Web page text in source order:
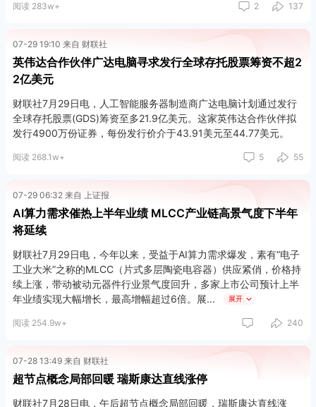
阅读 283w+ 2 137
07-29 19:10 来自 财联社
英伟达合作伙伴广达电脑寻求发行全球存托股票筹资不超2
2亿美元
财联社7月29日电，人工智能服务器制造商广达电脑计划通过发行
全球存托股票(GDS)筹资至多21.9亿美元。这家英伟达合作伙伴拟
发行4900万份证券，每份发行价介于43.91美元至44.77美元。
阅读 268.1w+ 5 55
07-29 06:32 来自 上证报
AI算力需求催热上半年业绩 MLCC产业链高景气度下半年
将延续
财联社7月29日电，今年以来，受益于AI算力需求爆发，素有“电子
工业大米”之称的MLCC（片式多层陶瓷电容器）供应紧俏，价格持
续上涨，带动被动元器件行业景气度回升，多家上市公司预计上半
年业绩实现大幅增长，最高增幅超过6倍。展
展开
阅读 254.9w+ 240
07-28 13:49 来自 财联社
超节点概念局部回暖 瑞斯康达直线涨停
财联社7月28日电，午后超节点概念局部回暖，瑞斯康达直线涨